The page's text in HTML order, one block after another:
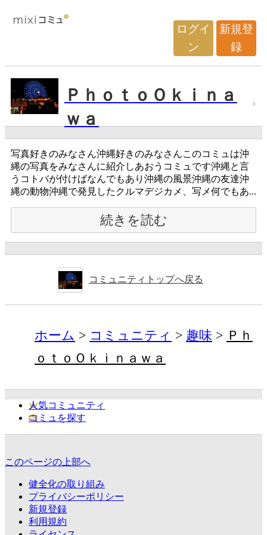
ログイ
ン
新規登
録
ＰｈｏｔｏＯｋｉｎａ
ｗａ
写真好きのみなさん沖縄好きのみなさんこのコミュは沖
縄の写真をみなさんに紹介しあおうコミュです沖縄と言
うコトバが付けばなんでもあり沖縄の風景沖縄の友達沖
縄の動物沖縄で発見したクルマデジカメ、写メ何でもあ...
続きを読む
コミュニティトップへ戻る
ホーム コミュニティ 趣味
Ｐｈ
ｏｔｏＯｋｉｎａｗａ
人気コミュニティ
コミュを探す
このページの上部へ
健全化の取り組み
プライバシーポリシー
新規登録
利用規約